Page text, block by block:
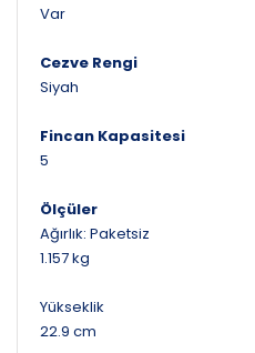
Var
Cezve Rengi
Siyah
Fincan Kapasitesi
5
Ölçüler
Ağırlık: Paketsiz
1.157 kg
Yükseklik
22.9 cm